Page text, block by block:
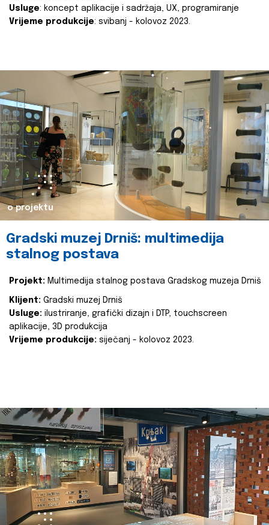
Usluge: koncept aplikacije i sadržaja, UX, programiranje
Vrijeme produkcije: svibanj - kolovoz 2023.
o projektu
Gradski muzej Drniš: multimedija
stalnog postava
Projekt: Multimedija stalnog postava Gradskog muzeja Drniš
Klijent: Gradski muzej Drniš
Usluge: ilustriranje, grafički dizajn i DTP, touchscreen
aplikacije, 3D produkcija
Vrijeme produkcije: siječanj - kolovoz 2023.